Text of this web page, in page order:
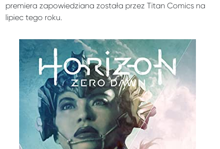
premiera zapowiedziana została przez Titan Comics na
lipiec tego roku.